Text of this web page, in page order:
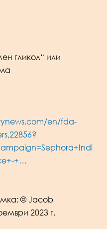
гликол“ или
en/fda-
+…
© Jacob
2023 г.